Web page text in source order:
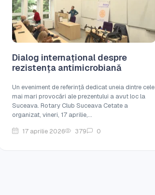
Dialog internațional despre
rezistența antimicrobiană
Un eveniment de referință dedicat uneia dintre cele
mai mari provocări ale prezentului a avut loc la
Suceava. Rotary Club Suceava Cetate a
organizat, vineri, 17 aprilie,...
17 aprilie 2026
379 0